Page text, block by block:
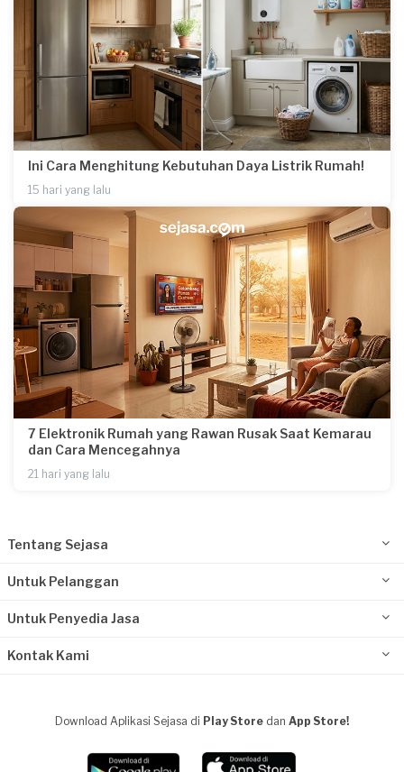
Ini Cara Menghitung Kebutuhan Daya Listrik Rumah!
15 hari yang lalu
7 Elektronik Rumah yang Rawan Rusak Saat Kemarau
dan Cara Mencegahnya
21 hari yang lalu
Tentang Sejasa
Untuk Pelanggan
Untuk Penyedia Jasa
Kontak Kami
Download Aplikasi Sejasa di Play Store dan App Store!